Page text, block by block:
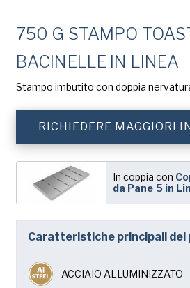
Turbel
USA Pan
750 G STAMPO
BACINELLE IN LINEA
Stampo imbutito con doppia
RICHIEDERE MAGGIORI
In coppia con
da Pane 5 in
Caratteristiche principali
ACCIAIO ALLUMINIZZATO
(Obbligatorio)
Indirizzo
e-
(Obbligatorio)
Nazione
(Obbligatorio)
di American Pan.